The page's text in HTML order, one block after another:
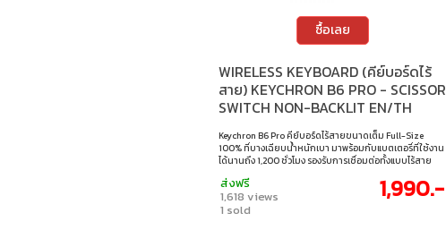
ซื้อเลย
WIRELESS KEYBOARD (คีย์บอร์ดไร้
สาย) KEYCHRON B6 PRO - SCISSOR
SWITCH NON-BACKLIT EN/TH
RETRO BLUE B6P-K11-TH
Keychron B6 Pro คีย์บอร์ดไร้สายขนาดเต็ม Full-Size
100% ที่บางเฉียบน้ำหนักเบา มาพร้อมกับแบตเตอรี่ที่ใช้งาน
ได้นานถึง 1,200 ชั่วโมง รองรับการเชื่อมต่อทั้งแบบไร้สาย
พีซี และแมคได้ง่าย ด้วยการปรับแต่ง ZMK โดยไม่ต้องโหลด
โปรแกรม สามารถตั้งค่าให้เหมาะกับการใช้งานที่บ้าน ที่
ทำงาน หรือ พกพาได้ตามต้องการ • สวิตช์ : Scissor switch
ส่งฟรี
1,618 views
1 sold
1,990.-